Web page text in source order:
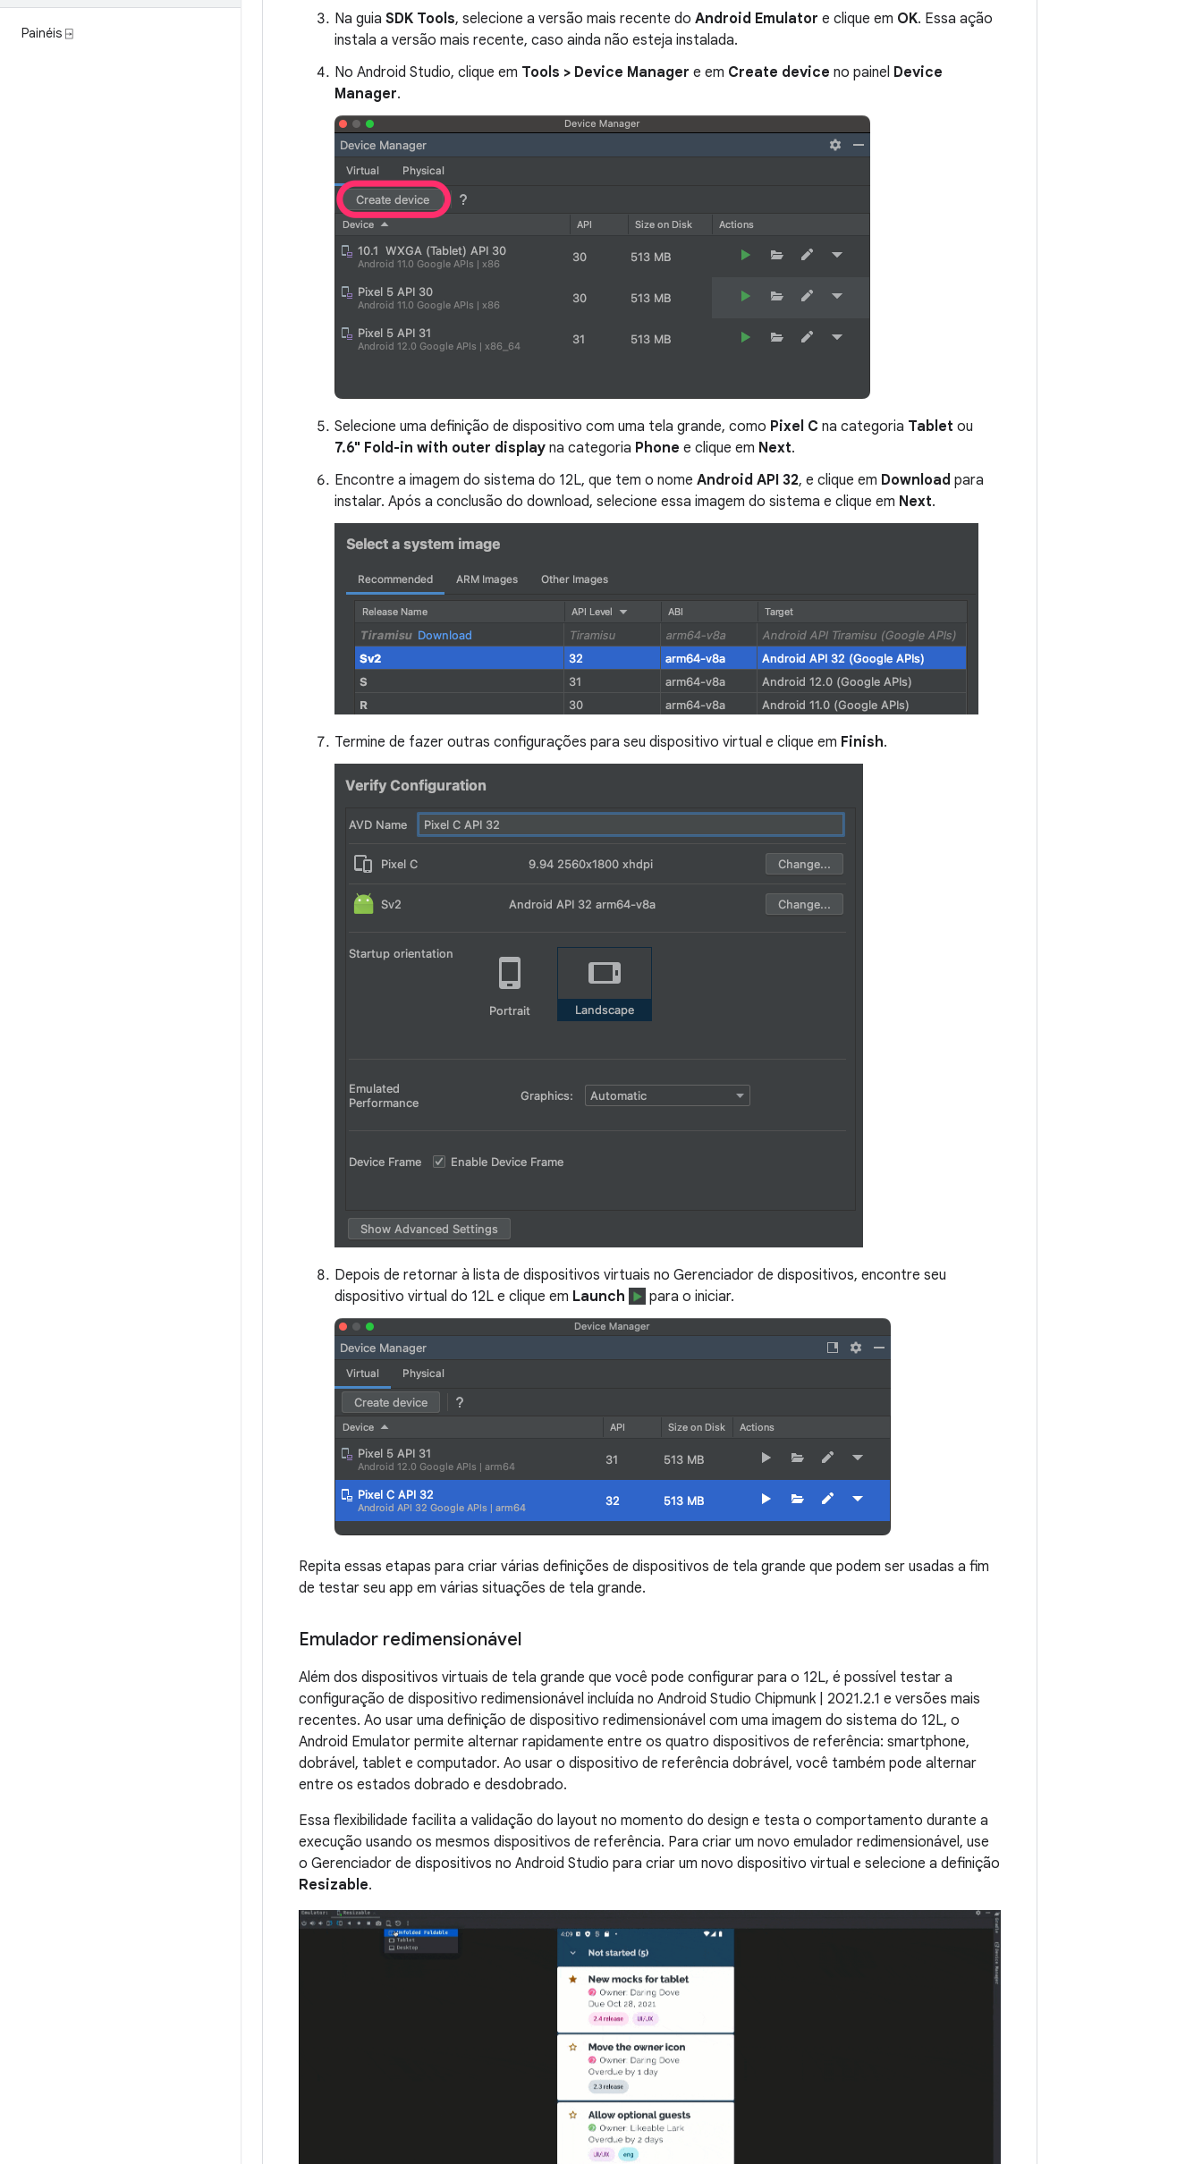
Painéis ⍈
Na guia SDK Tools, selecione a versão mais recente do Android Emulator e clique em OK. Essa ação
instala a versão mais recente, caso ainda não esteja instalada.
No Android Studio, clique em Tools > Device Manager e em Create device no painel Device
Manager.
Selecione uma definição de dispositivo com uma tela grande, como Pixel C na categoria Tablet ou
7.6" Fold-in with outer display na categoria Phone e clique em Next.
Encontre a imagem do sistema do 12L, que tem o nome Android API 32, e clique em Download para
instalar. Após a conclusão do download, selecione essa imagem do sistema e clique em Next.
Termine de fazer outras configurações para seu dispositivo virtual e clique em Finish.
Depois de retornar à lista de dispositivos virtuais no Gerenciador de dispositivos, encontre seu
dispositivo virtual do 12L e clique em Launch para o iniciar.
Repita essas etapas para criar várias definições de dispositivos de tela grande que podem ser usadas a fim
de testar seu app em várias situações de tela grande.
Emulador redimensionável
Além dos dispositivos virtuais de tela grande que você pode configurar para o 12L, é possível testar a
configuração de dispositivo redimensionável incluída no Android Studio Chipmunk | 2021.2.1 e versões mais
recentes. Ao usar uma definição de dispositivo redimensionável com uma imagem do sistema do 12L, o
Android Emulator permite alternar rapidamente entre os quatro dispositivos de referência: smartphone,
dobrável, tablet e computador. Ao usar o dispositivo de referência dobrável, você também pode alternar
entre os estados dobrado e desdobrado.
Essa flexibilidade facilita a validação do layout no momento do design e testa o comportamento durante a
execução usando os mesmos dispositivos de referência. Para criar um novo emulador redimensionável, use
o Gerenciador de dispositivos no Android Studio para criar um novo dispositivo virtual e selecione a definição
Resizable.